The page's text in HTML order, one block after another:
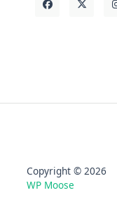
Copyright © 2026
WP Moose